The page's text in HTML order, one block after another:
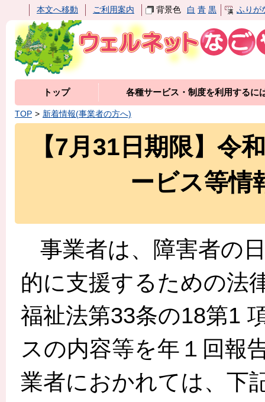
本文へ移動 ご利用案内 背景色 白 青 黒 ふりが
トップ 各種サービス・制度を利用するに
TOP 新着情報(事業者の方へ)
【7月31日期限】令
ービス等情
事業者は、障害者の
的に支援するための法
福祉法第33条の18第1
スの内容等を年１回報
業者におかれては、下